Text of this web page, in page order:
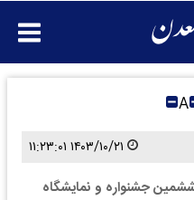
A
جشنواره و نمایشگاه